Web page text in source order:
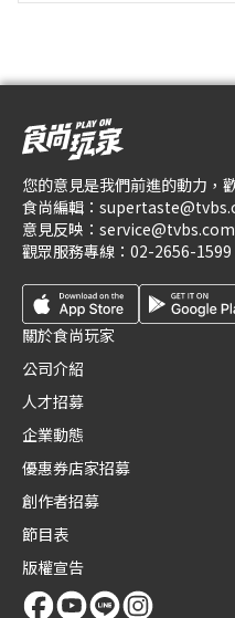
您的意見是我們前進的動力，
食尚編輯：
意見反映：
觀眾服務專線： 02-2656-1599
關於食尚玩家
公司介紹
人才招募
企業動態
優惠券店家招募
創作者招募
節目表
版權宣告